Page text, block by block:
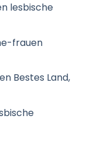
lesbische
frauen
Bestes Land,